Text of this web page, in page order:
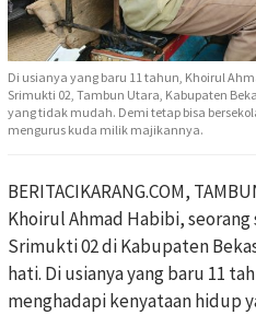
Di usianya yang baru 11 tahun, Khoirul
Srimukti 02, Tambun Utara, Kabupaten
yang tidak mudah. Demi tetap bisa
mengurus kuda milik majikannya.
BERITACIKARANG.COM,
Khoirul Ahmad Habibi, seorang
Srimukti 02 di Kabupaten
hati. Di usianya yang baru 11
menghadapi kenyataan hidup